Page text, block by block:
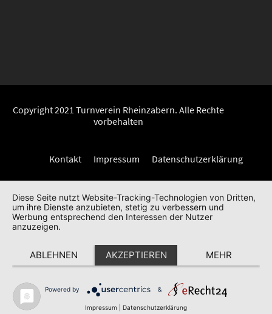
Copyright 2021 Turnverein Rheinzabern. Alle Rechte
vorbehalten
Kontakt Impressum Datenschutzerklärung
Diese Seite nutzt Website-Tracking-Technologien von Dritten,
um ihre Dienste anzubieten, stetig zu verbessern und
Werbung entsprechend den Interessen der Nutzer
anzuzeigen.
ABLEHNEN AKZEPTIEREN MEHR
Powered by &
Impressum Datenschutzerklärung